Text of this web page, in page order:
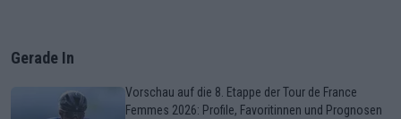
Gerade In
Vorschau auf die 8. Etappe der Tour de France
Femmes 2026: Profile, Favoritinnen und Prognosen